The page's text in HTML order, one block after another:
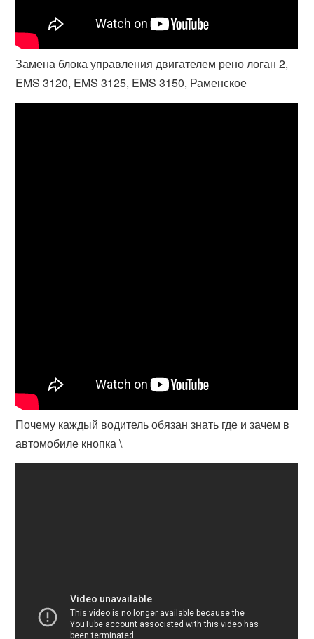
Замена блока управления двигателем рено логан 2,
EMS 3120, EMS 3125, EMS 3150, Раменское
Почему каждый водитель обязан знать где и зачем в
автомобиле кнопка \